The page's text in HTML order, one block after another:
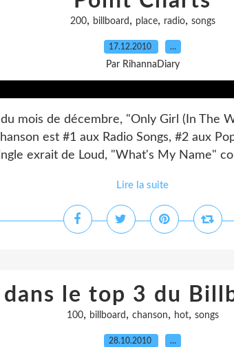
200, billboard , place, radio, songs
17.12.2010 …
Par RihannaDiary
mois de décembre, "Only Girl (In The
est #1 aux Radio Songs, #2 aux
exrait de Loud, "What's My Name"
Lire la suite
le top 3 du
100, billboard , chanson, hot, songs
28.10.2010 …